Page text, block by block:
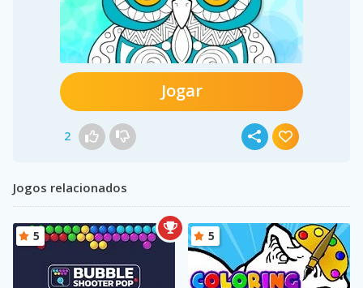
Jogar
2
Jogos relacionados
5 5